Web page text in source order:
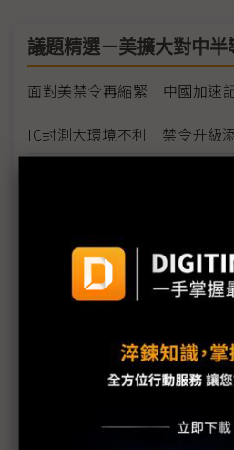
議題精選－美擴大對中半
面對美禁令再縮緊 中國加速
IC封測大環境不利 禁令升級
中美科技戰難和解 美稱業者
然衝擊半導體市況後續效應不
美晶片輸中禁令涉AI、超級電